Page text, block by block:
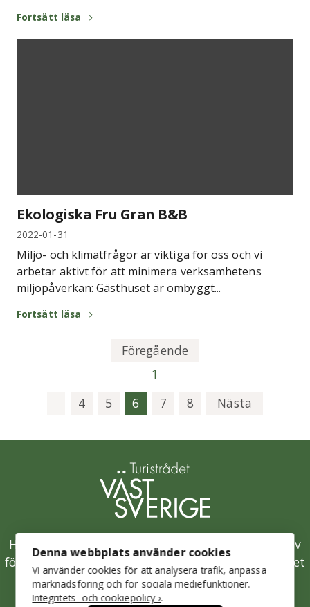
Fortsätt läsa
Ekologiska Fru Gran B&B
2022-01-31
Miljö- och klimatfrågor är viktiga för oss och vi
arbetar aktivt för att minimera verksamhetens
miljöpåverkan: Gästhuset är ombyggt...
Fortsätt läsa
Föregående
1
4
5 6 7 8 Nästa
Hållbarhetsklivet är Västsveriges samlade initiativ
för en hållbar besöksnäring och drivs av Turistrådet
Västsverige.
Denna webbplats använder cookies
Vi använder cookies för att analysera trafik, anpassa
marknadsföring och för sociala mediefunktioner.
Integritets- och cookiepolicy ›.